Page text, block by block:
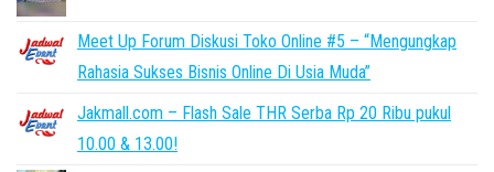
Meet Up Forum Diskusi Toko Online #5 – “Mengungkap
Rahasia Sukses Bisnis Online Di Usia Muda”
Jakmall.com – Flash Sale THR Serba Rp 20 Ribu pukul
10.00 & 13.00!